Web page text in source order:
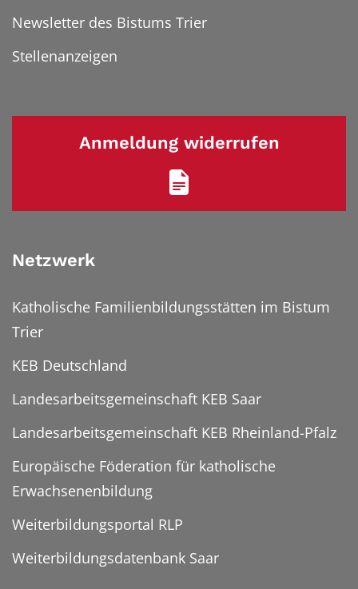
Newsletter des Bistums Trier
Stellenanzeigen
Anmeldung widerrufen
Netzwerk
Katholische Familienbildungsstätten im Bistum
Trier
KEB Deutschland
Landesarbeitsgemeinschaft KEB Saar
Landesarbeitsgemeinschaft KEB Rheinland-Pfalz
Europäische Föderation für katholische
Erwachsenenbildung
Weiterbildungsportal RLP
Weiterbildungsdatenbank Saar